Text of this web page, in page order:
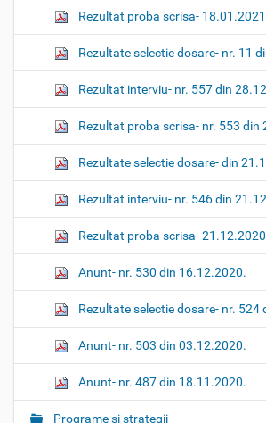
Rezultat proba scrisa-
Rezultate selectie dosare- nr. 11
Rezultat interviu- nr. 557 din
Rezultat proba scrisa- nr. 553 din
Rezultate selectie dosare- din
Rezultat interviu- nr. 546 din
Rezultat proba scrisa-
Anunt- nr. 530 din 16.12.2020.
Rezultate selectie dosare- nr. 524
Anunt- nr. 503 din 03.12.2020.
Anunt- nr. 487 din 18.11.2020.
Programe si strategii